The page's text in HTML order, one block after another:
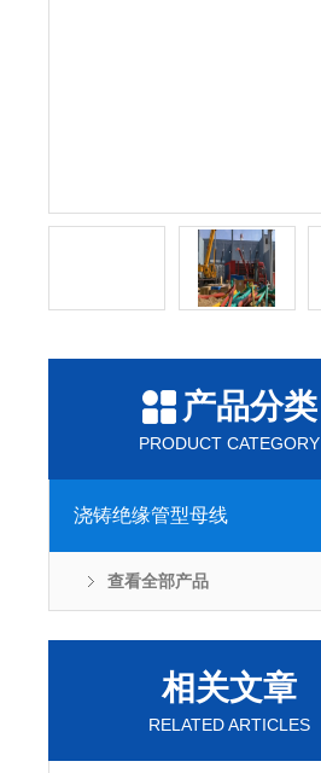
产品分类
PRODUCT CATEGORY
浇铸绝缘管型母线
查看全部产品
相关文章
RELATED ARTICLES